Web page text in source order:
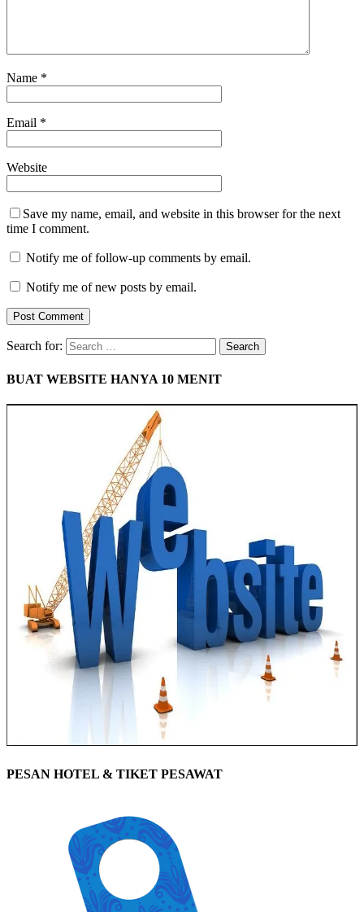
Name *
Email *
Website
Save my name, email, and website in this browser for the next
time I comment.
Notify me of follow-up comments by email.
Notify me of new posts by email.
Search for:
BUAT WEBSITE HANYA 10 MENIT
PESAN HOTEL & TIKET PESAWAT